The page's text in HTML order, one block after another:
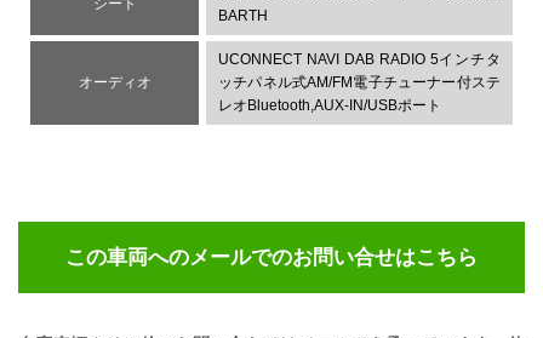
BARTH
オーディオ
UCONNECT NAVI DAB RADIO 5インチタ
ッチパネル式AM/FM電子チューナー付ステ
レオBluetooth,AUX-IN/USBポート
この車両へのメールでのお問い合せはこちら